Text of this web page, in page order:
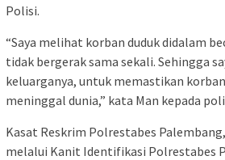
Polisi.
“Saya melihat korban duduk didalam
tidak bergerak sama sekali. Sehingga
keluarganya, untuk memastikan
meninggal dunia,” kata Man kepada
Kasat Reskrim Polrestabes
melalui Kanit Identifikasi Polrestabes